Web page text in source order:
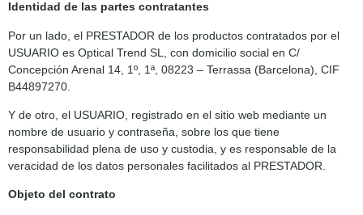
Identidad de las partes contratantes
Por un lado, el PRESTADOR de los productos contratados por el
USUARIO es Optical Trend SL, con domicilio social en C/
Concepción Arenal 14, 1º, 1ª, 08223 – Terrassa (Barcelona), CIF
B44897270.
Y de otro, el USUARIO, registrado en el sitio web mediante un
nombre de usuario y contraseña, sobre los que tiene
responsabilidad plena de uso y custodia, y es responsable de la
veracidad de los datos personales facilitados al PRESTADOR.
Objeto del contrato